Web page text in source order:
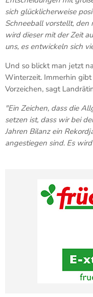
sich glücklicherweise
Schneeball vorstellt, den
wird dieser mit der Zeit
uns, es entwickeln sich
Und so blickt man jetzt
Winterzeit. Immerhin
Vorzeichen, sagt
"Ein Zeichen, dass die
setzen ist, dass wir bei
Jahren Bilanz ein
angestiegen sind. Es